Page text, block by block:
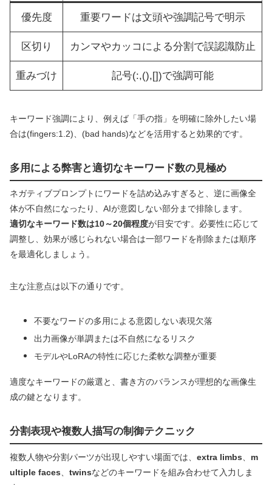
優先度 重要ワードは文頭や強調記号で明示
区切り カンマやカッコによる分割で誤認識防止
重みづけ 記号(:,(),[])で強調可能
キーワード強調により、例えば「手の指」を明確に除外したい場
合は(fingers:1.2)、(bad hands)などを活用すると効果的です。
多用による弊害と適切なキーワード数の見極め
ネガティブプロンプトにワードを詰め込みすぎると、逆に画像全
体が不自然になったり、AIが意図しない部分まで排除します。
適切なキーワード数は10～20個程度が目安です。必要性に応じて
調整し、効果が感じられない場合は一部ワードを削除または順序
を最適化しましょう。
主な注意点は以下の通りです。
不要なワードの多用による意図しない表現欠落
出力画像が単調または不自然になるリスク
モデルやLoRAの特性に応じた柔軟な調整が重要
適度なキーワードの厳選と、書き方のバランスが理想的な画像生
成の鍵となります。
分割表現や複数人描写の制御テクニック
複数人物や分割パーツが出現しやすい場面では、 extra limbs
m
ultiple faces
twinsなどのキーワードを組み合わせて入力しま